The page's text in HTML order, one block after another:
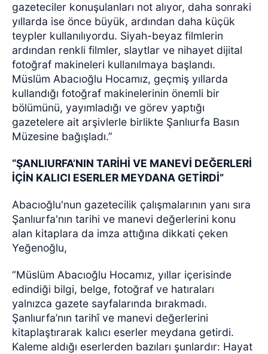
gazeteciler konuşulanları not alıyor, daha sonraki
yıllarda ise önce büyük, ardından daha küçük
teypler kullanılıyordu. Siyah-beyaz filmlerin
ardından renkli filmler, slaytlar ve nihayet dijital
fotoğraf makineleri kullanılmaya başlandı.
Müslüm Abacıoğlu Hocamız, geçmiş yıllarda
kullandığı fotoğraf makinelerinin önemli bir
bölümünü, yayımladığı ve görev yaptığı
gazetelere ait arşivlerle birlikte Şanlıurfa Basın
Müzesine bağışladı.”
“ŞANLIURFA’NIN TARİHİ VE MANEVİ DEĞERLERİ
İÇİN KALICI ESERLER MEYDANA GETİRDİ”
Abacıoğlu'nun gazetecilik çalışmalarının yanı sıra
Şanlıurfa'nın tarihi ve manevi değerlerini konu
alan kitaplara da imza attığına dikkati çeken
Yeğenoğlu,
“Müslüm Abacıoğlu Hocamız, yıllar içerisinde
edindiği bilgi, belge, fotoğraf ve hatıraları
yalnızca gazete sayfalarında bırakmadı.
Şanlıurfa’nın tarihî ve manevi değerlerini
kitaplaştırarak kalıcı eserler meydana getirdi.
Kaleme aldığı eserlerden bazıları şunlardır: Hayat